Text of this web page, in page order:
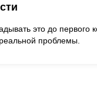
это до первого
проблемы.